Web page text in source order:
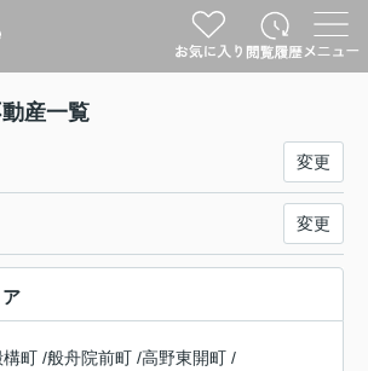
産一覧
変更
変更
構町 /般舟院前町 /高野東開町 /